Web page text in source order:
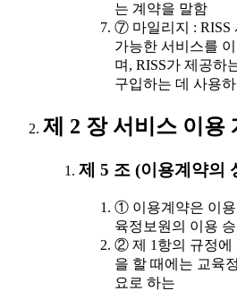
는 계약을 말함
⑦ 마일리지 : RISS
가능한 서비스를
며, RISS가 제공하
구입하는 데 사용
제 2 장 서비스 이용
제 5 조 (이용계약의
① 이용계약은 이용
육정보원의 이용
② 제 1항의 규정에
을 할 때에는 교육
요로 하는